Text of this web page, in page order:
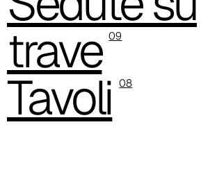
trave 09
Tavoli 08